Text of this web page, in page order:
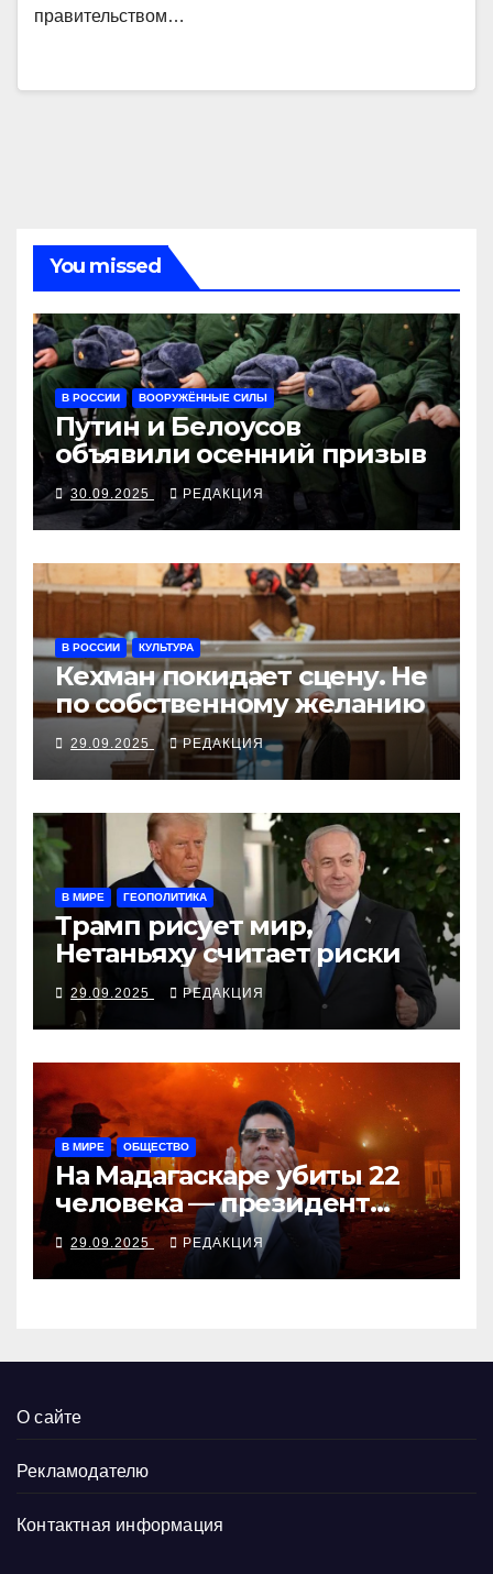
правительством…
You missed
В РОССИИ ВООРУЖЁННЫЕ СИЛЫ
Путин и Белоусов
объявили осенний призыв
30.09.2025 РЕДАКЦИЯ
В РОССИИ КУЛЬТУРА
Кехман покидает сцену. Не
по собственному желанию
29.09.2025 РЕДАКЦИЯ
В МИРЕ ГЕОПОЛИТИКА
Трамп рисует мир,
Нетаньяху считает риски
29.09.2025 РЕДАКЦИЯ
В МИРЕ ОБЩЕСТВО
На Мадагаскаре убиты 22
человека — президент
согласен поговорить с
молодёжью
29.09.2025 РЕДАКЦИЯ
О сайте
Рекламодателю
Контактная информация